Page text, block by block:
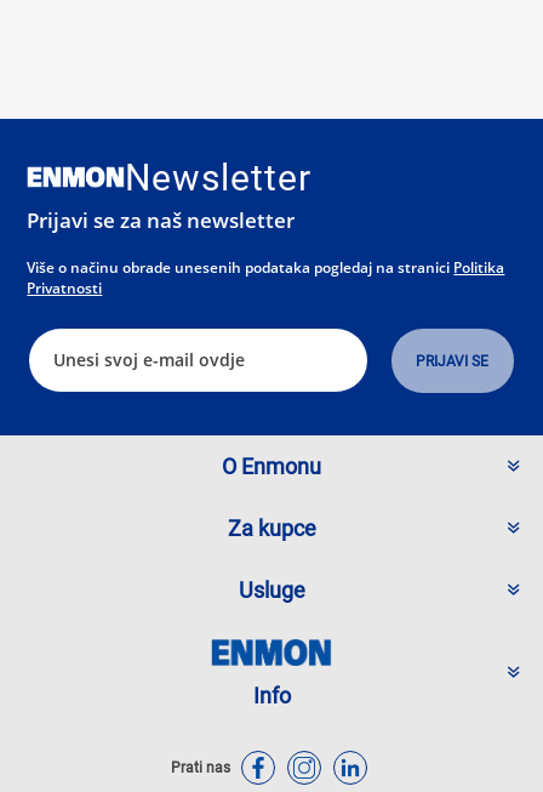
Newsletter
Prijavi se za naš newsletter
Više o načinu obrade unesenih podataka pogledaj na stranici Politika
Privatnosti
O Enmonu
Za kupce
Usluge
Info
Prati nas